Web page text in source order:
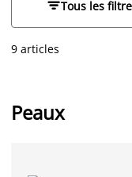
Tous les
9 articles
Peaux